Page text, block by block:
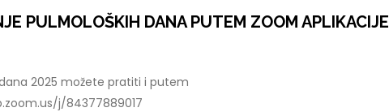
PULMOLOŠKIH DANA PUTEM ZOOM APLIKACIJE
2025 možete pratiti i putem
j/84377889017